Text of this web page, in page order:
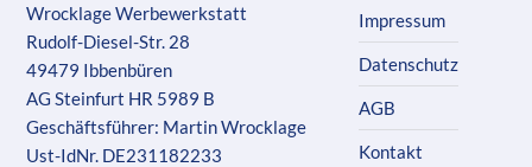
Wrocklage Werbewerkstatt
Rudolf-Diesel-Str. 28
49479 Ibbenbüren
AG Steinfurt HR 5989 B
Geschäftsführer: Martin Wrocklage
Ust-IdNr. DE231182233
Impressum
Datenschutz
AGB
Kontakt